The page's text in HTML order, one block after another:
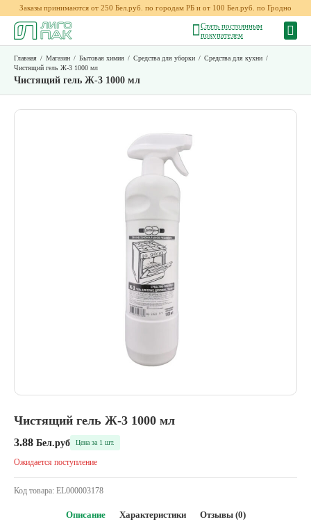
Заказы принимаются от 250 Бел.руб. по городам РБ и от 100 Бел.руб. по Гродно
Стать постоянным
покупателем
Главная / Магазин / Бытовая химия / Средства для уборки / Средства для кухни /
Чистящий гель Ж-3 1000 мл
Чистящий гель Ж-3 1000 мл
Чистящий гель Ж-3 1000 мл
3.88 Бел.руб Цена за 1 шт.
Ожидается поступление
Код товара: EL000003178
Описание Характеристики Отзывы (0)